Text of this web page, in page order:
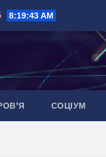
8:19:44 AM
СОЦІУМ